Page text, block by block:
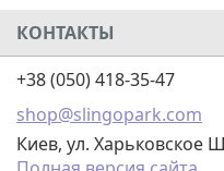
КОНТАКТЫ
+38 (050) 418-35-47
shop@slingopark.com
Киев, ул. Харьковское